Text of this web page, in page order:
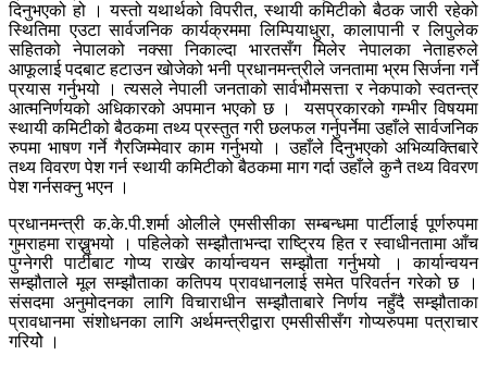
दिनुभएको हो । यस्तो यथार्थको विपरीत, स्थायी कमिटीको बैठक जारी रहेको
स्थितिमा एउटा सार्वजनिक कार्यक्रममा लिम्पियाधुरा, कालापानी र लिपुलेक
सहितको नेपालको नक्सा निकाल्दा भारतसँग मिलेर नेपालका नेताहरुले
आफूलाई पदबाट हटाउन खोजेको भनी प्रधानमन्त्रीले जनतामा भ्रम सिर्जना गर्ने
प्रयास गर्नुभयो । त्यसले नेपाली जनताको सार्वभौमसत्ता र नेकपाको स्वतन्त्र
आत्मनिर्णयको अधिकारको अपमान भएको छ । यसप्रकारको गम्भीर विषयमा
स्थायी कमिटीको बैठकमा तथ्य प्रस्तुत गरी छलफल गर्नुपर्नेमा उहाँले सार्वजनिक
रुपमा भाषण गर्ने गैरजिम्मेवार काम गर्नुभयो । उहाँले दिनुभएको अभिव्यक्तिबारे
तथ्य विवरण पेश गर्न स्थायी कमिटीको बैठकमा माग गर्दा उहाँले कुनै तथ्य विवरण
पेश गर्नसक्नु भएन ।
प्रधानमन्त्री क.के.पी.शर्मा ओलीले एमसीसीका सम्बन्धमा पार्टीलाई पूर्णरुपमा
गुमराहमा राख्नुभयो । पहिलेको सम्झौताभन्दा राष्ट्रिय हित र स्वाधीनतामा आँच
पुग्नेगरी पार्टीबाट गोप्य राखेर कार्यान्वयन सम्झौता गर्नुभयो । कार्यान्वयन
सम्झौताले मूल सम्झौताका कतिपय प्रावधानलाई समेत परिवर्तन गरेको छ ।
संसदमा अनुमोदनका लागि विचाराधीन सम्झौताबारे निर्णय नहुँदै सम्झौताका
प्रावधानमा संशोधनका लागि अर्थमन्त्रीद्वारा एमसीसीसँग गोप्यरुपमा पत्राचार
गरियोे ।